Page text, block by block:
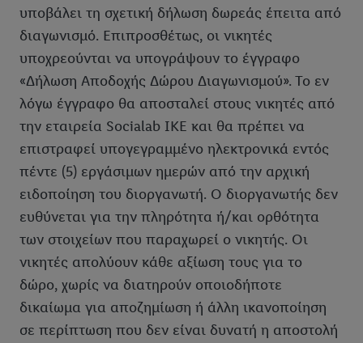
υποβάλει τη σχετική δήλωση δωρεάς έπειτα από
διαγωνισμό. Επιπροσθέτως, οι νικητές
υποχρεούνται να υπογράψουν το έγγραφο
«Δήλωση Αποδοχής Δώρου Διαγωνισμού». Το εν
λόγω έγγραφο θα αποσταλεί στους νικητές από
την εταιρεία Socialab ΙΚΕ και θα πρέπει να
επιστραφεί υπογεγραμμένο ηλεκτρονικά εντός
πέντε (5) εργάσιμων ημερών από την αρχική
ειδοποίηση του διοργανωτή. Ο διοργανωτής δεν
ευθύνεται για την πληρότητα ή/και ορθότητα
των στοιχείων που παραχωρεί ο νικητής. Οι
νικητές απολύουν κάθε αξίωση τους για το
δώρο, χωρίς να διατηρούν οποιοδήποτε
δικαίωμα για αποζημίωση ή άλλη ικανοποίηση
σε περίπτωση που δεν είναι δυνατή η αποστολή